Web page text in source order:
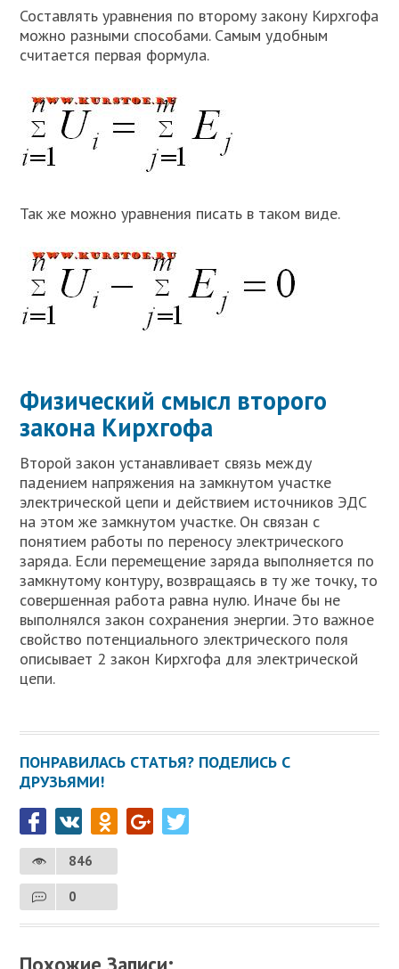
Составлять уравнения по второму закону Кирхгофа
можно разными способами. Самым удобным
считается первая формула.
Так же можно уравнения писать в таком виде.
Физический смысл второго
закона Кирхгофа
Второй закон устанавливает связь между
падением напряжения на замкнутом участке
электрической цепи и действием источников ЭДС
на этом же замкнутом участке. Он связан с
понятием работы по переносу электрического
заряда. Если перемещение заряда выполняется по
замкнутому контуру, возвращаясь в ту же точку, то
совершенная работа равна нулю. Иначе бы не
выполнялся закон сохранения энергии. Это важное
свойство потенциального электрического поля
описывает 2 закон Кирхгофа для электрической
цепи.
ПОНРАВИЛАСЬ СТАТЬЯ? ПОДЕЛИСЬ С
ДРУЗЬЯМИ!
846
0